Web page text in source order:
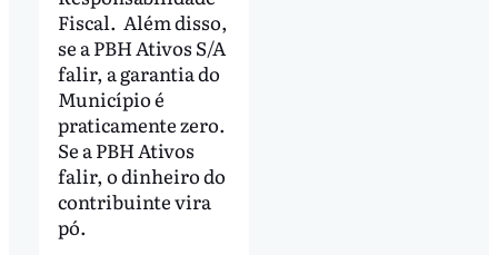
Fiscal. Além disso,
se a PBH Ativos S/A
falir, a garantia do
Município é
praticamente zero.
Se a PBH Ativos
falir, o dinheiro do
contribuinte vira
pó.